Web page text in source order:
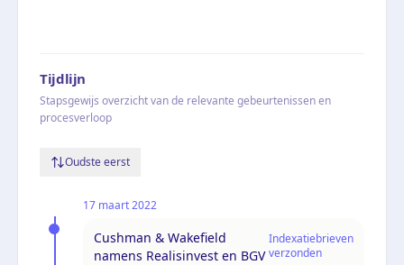
Tijdlijn
Stapsgewijs overzicht van de relevante gebeurtenissen en
procesverloop
Oudste eerst
17 maart 2022
Cushman & Wakefield
namens Realisinvest en BGV
Indexatiebrieven
verzonden